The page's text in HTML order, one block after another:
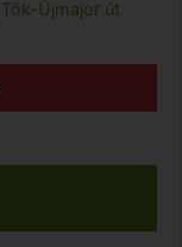
Újmajor út